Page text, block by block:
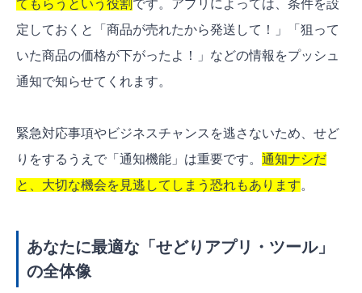
てもらうという役割 です。アプリによっては、条件を設
定しておくと「商品が売れたから発送して！」「狙って
いた商品の価格が下がったよ！」などの情報をプッシュ
通知で知らせてくれます。
緊急対応事項やビジネスチャンスを逃さないため、せど
りをするうえで「通知機能」は重要です。 通知ナシだ
と、大切な機会を見逃してしまう恐れもあります。
あなたに最適な「せどりアプリ・ツール」
の全体像